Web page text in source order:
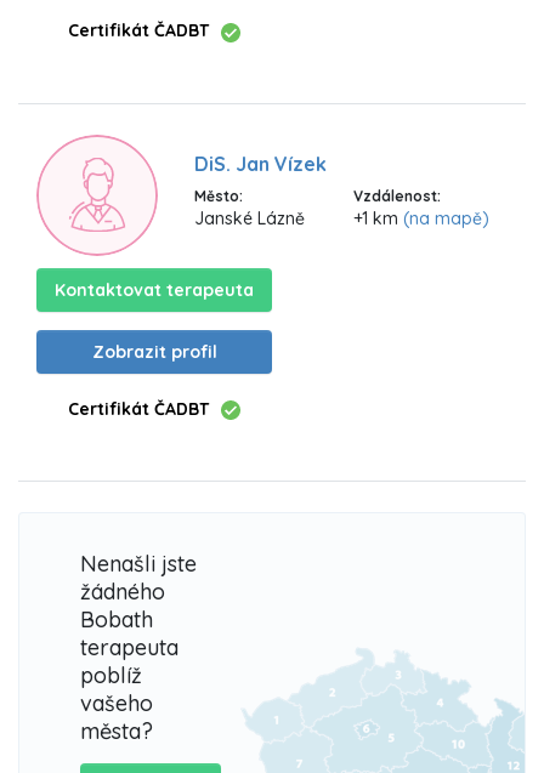
Certifikát ČADBT
DiS. Jan Vízek
Město:
Janské Lázně
Vzdálenost:
+1 km (na mapě)
Kontaktovat terapeuta
Zobrazit profil
Certifikát ČADBT
Nenašli jste
žádného
Bobath
terapeuta
poblíž
vašeho
města?